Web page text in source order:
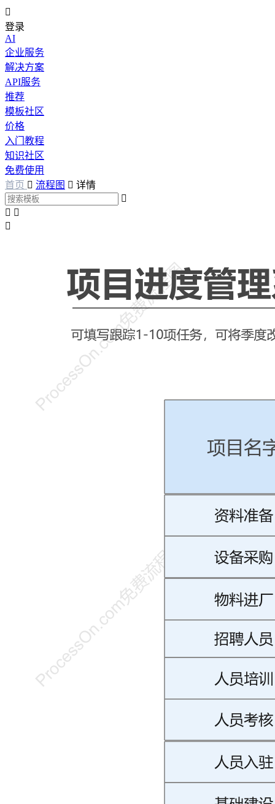

登录
AI
企业服务
解决方案
API服务
推荐
模板社区
价格
入门教程
知识社区
免费使用
首页  流程图  详情

 
